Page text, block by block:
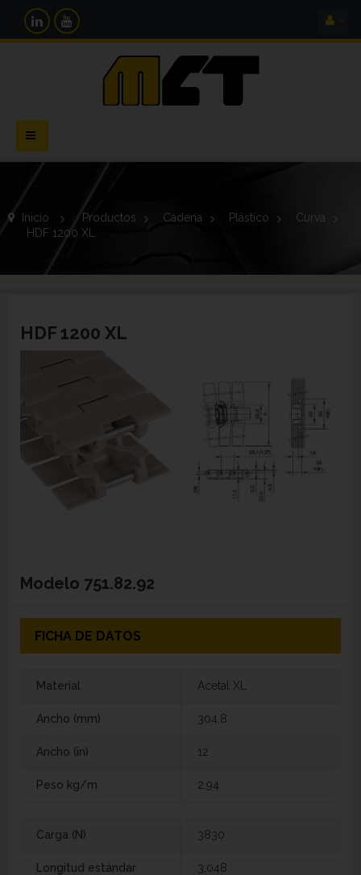
Navegación
Toggle
Inicio > Productos > Cadena > Plástico >
Curva
HDF 1200 XL
HDF 1200 XL
Modelo 751.82.92
FICHA DE DATOS
Material Acetal XL
Ancho (mm) 304,8
Ancho (in) 12
Peso kg/m 2,94
Carga (N) 3830
Longitud estándar 3,048